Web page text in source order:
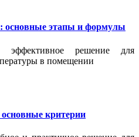
основные этапы и формулы
решение для
в помещении
критерии